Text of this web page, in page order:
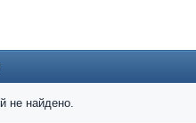
не найдено.